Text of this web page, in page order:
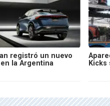
registró un nuevo
en la Argentina
Kicks